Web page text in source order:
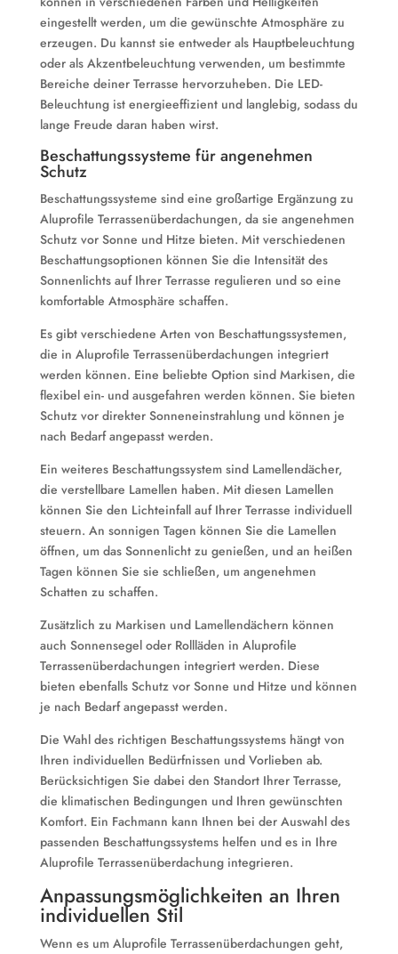
eingestellt werden, um die gewünschte Atmosphäre zu
erzeugen. Du kannst sie entweder als Hauptbeleuchtung
oder als Akzentbeleuchtung verwenden, um bestimmte
Bereiche deiner Terrasse hervorzuheben. Die LED-
Beleuchtung ist energieeffizient und langlebig, sodass du
lange Freude daran haben wirst.
Beschattungssysteme für angenehmen
Schutz
Beschattungssysteme sind eine großartige Ergänzung zu
Aluprofile Terrassenüberdachungen, da sie angenehmen
Schutz vor Sonne und Hitze bieten. Mit verschiedenen
Beschattungsoptionen können Sie die Intensität des
Sonnenlichts auf Ihrer Terrasse regulieren und so eine
komfortable Atmosphäre schaffen.
Es gibt verschiedene Arten von Beschattungssystemen,
die in Aluprofile Terrassenüberdachungen integriert
werden können. Eine beliebte Option sind Markisen, die
flexibel ein- und ausgefahren werden können. Sie bieten
Schutz vor direkter Sonneneinstrahlung und können je
nach Bedarf angepasst werden.
Ein weiteres Beschattungssystem sind Lamellendächer,
die verstellbare Lamellen haben. Mit diesen Lamellen
können Sie den Lichteinfall auf Ihrer Terrasse individuell
steuern. An sonnigen Tagen können Sie die Lamellen
öffnen, um das Sonnenlicht zu genießen, und an heißen
Tagen können Sie sie schließen, um angenehmen
Schatten zu schaffen.
Zusätzlich zu Markisen und Lamellendächern können
auch Sonnensegel oder Rollläden in Aluprofile
Terrassenüberdachungen integriert werden. Diese
bieten ebenfalls Schutz vor Sonne und Hitze und können
je nach Bedarf angepasst werden.
Die Wahl des richtigen Beschattungssystems hängt von
Ihren individuellen Bedürfnissen und Vorlieben ab.
Berücksichtigen Sie dabei den Standort Ihrer Terrasse,
die klimatischen Bedingungen und Ihren gewünschten
Komfort. Ein Fachmann kann Ihnen bei der Auswahl des
passenden Beschattungssystems helfen und es in Ihre
Aluprofile Terrassenüberdachung integrieren.
Anpassungsmöglichkeiten an Ihren
individuellen Stil
Wenn es um Aluprofile Terrassenüberdachungen geht,